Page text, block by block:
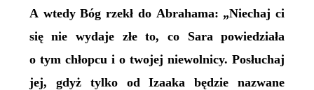
A wtedy Bóg rzekł do Abrahama: „Niechaj ci
się nie wydaje złe to, co Sara powiedziała
o tym chłopcu i o twojej niewolnicy. Posłuchaj
jej, gdyż tylko od Izaaka będzie nazwane